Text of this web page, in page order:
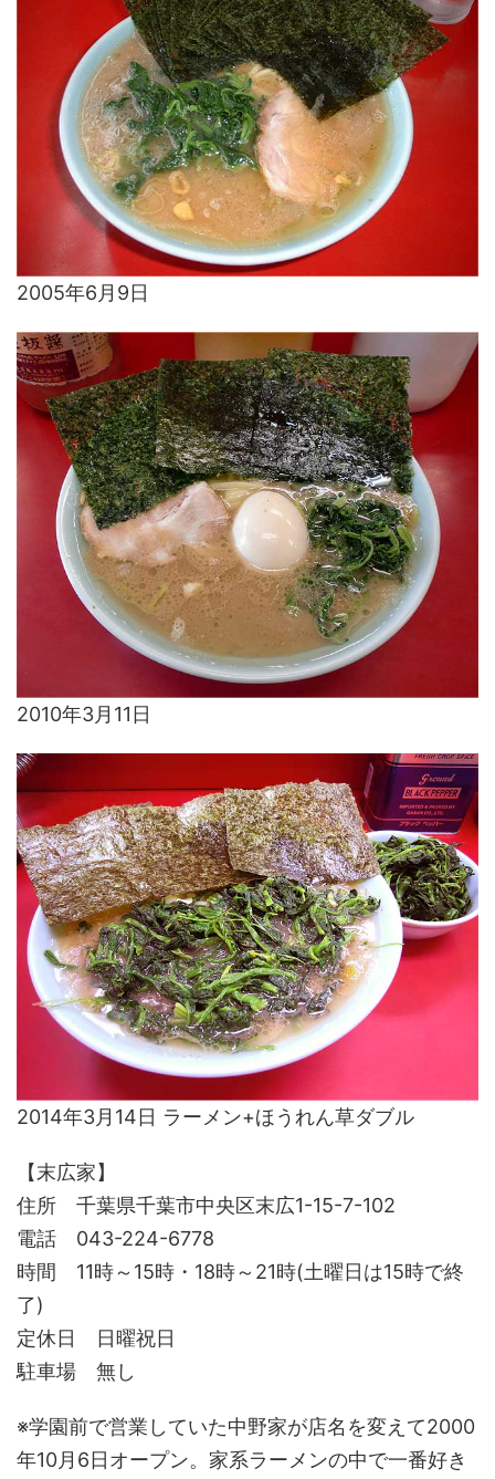
2005年6月9日
2010年3月11日
2014年3月14日 ラーメン+ほうれん草ダブル
【末広家】
住所 千葉県千葉市中央区末広1-15-7-102
電話 043-224-6778
時間 11時～15時・18時～21時(土曜日は15時で終
了)
定休日 日曜祝日
駐車場 無し
※学園前で営業していた中野家が店名を変えて2000
年10月6日オープン。家系ラーメンの中で一番好き